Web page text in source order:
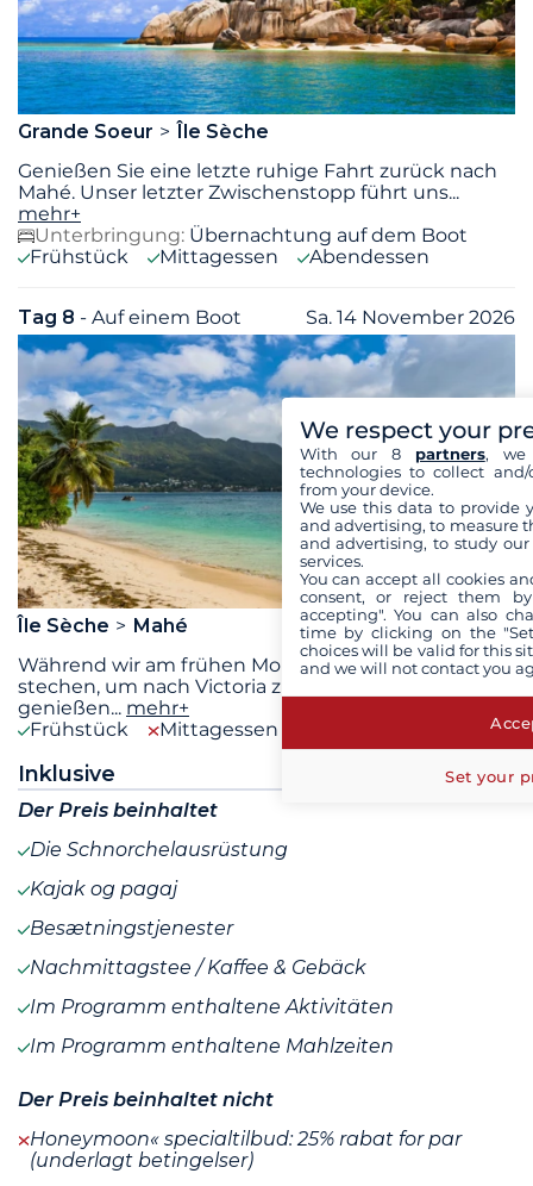
Grande Soeur
Île Sèche
Genießen Sie eine letzte ruhige Fahrt zurück nach
Mahé. Unser letzter Zwischenstopp führt uns...
mehr+
Unterbringung: Übernachtung auf dem Boot
Frühstück
Mittagessen Abendessen
Tag 8 - Auf einem Boot Sa. 14 November 2026
Île Sèche
Mahé
Während wir am frühen Morgen wieder in See
stechen, um nach Victoria zurückzukehren,
genießen... mehr+
Frühstück
Mittagessen
Inklusive
Der Preis beinhaltet
Die Schnorchelausrüstung
Kajak og pagaj
Besætningstjenester
Nachmittagstee / Kaffee & Gebäck
Im Programm enthaltene Aktivitäten
Im Programm enthaltene Mahlzeiten
Der Preis beinhaltet nicht
Honeymoon« specialtilbud: 25% rabat for par
(underlagt betingelser)
We respect your
With our 8 partners, we
technologies to collect
from your device.
We use this data to provide
and advertising, to measure
and advertising, to study
services.
You can accept all cookies
consent, or reject them
accepting". You can also
time by clicking on the
choices will be valid for this
and we will not contact you
Set your